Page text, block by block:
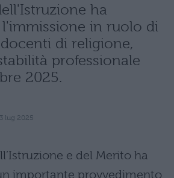
ha
in ruolo di
di religione,
professionale
2025.
lug 2025
e del Merito ha
importante provvedimento